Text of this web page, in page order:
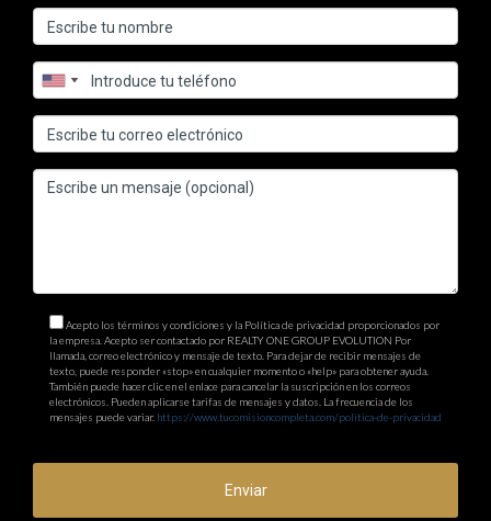
Acepto los términos y condiciones y la Política de privacidad proporcionados por
la empresa. Acepto ser contactado por REALTY ONE GROUP EVOLUTION Por
llamada, correo electrónico y mensaje de texto. Para dejar de recibir mensajes de
texto, puede responder «stop» en cualquier momento o «help» para obtener ayuda.
También puede hacer clic en el enlace para cancelar la suscripción en los correos
electrónicos. Pueden aplicarse tarifas de mensajes y datos. La frecuencia de los
mensajes puede variar. https://www.tucomisioncompleta.com/politica-de-privacidad
Enviar